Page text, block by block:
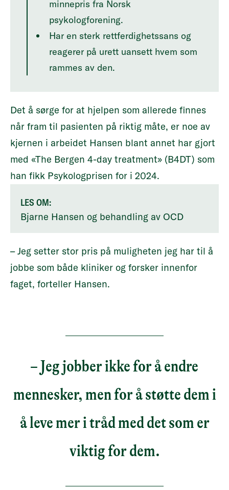
minnepris fra Norsk
psykologforening.
Har en sterk rettferdighetssans og
reagerer på urett uansett hvem som
rammes av den.
Det å sørge for at hjelpen som allerede finnes
når fram til pasienten på riktig måte, er noe av
kjernen i arbeidet Hansen blant annet har gjort
med «The Bergen 4-day treatment» (B4DT) som
han fikk Psykologprisen for i 2024.
LES OM:
Bjarne Hansen og behandling av OCD
– Jeg setter stor pris på muligheten jeg har til å
jobbe som både kliniker og forsker innenfor
faget, forteller Hansen.
– Jeg jobber ikke for å endre
mennesker, men for å støtte dem i
å leve mer i tråd med det som er
viktig for dem.